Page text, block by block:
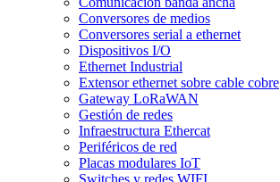
Conversores de medios
Conversores serial a ethernet
Dispositivos I/O
Ethernet Industrial
Extensor ethernet sobre cable cobre
Gateway LoRaWAN
Gestión de redes
Infraestructura Ethercat
Periféricos de red
Placas modulares IoT